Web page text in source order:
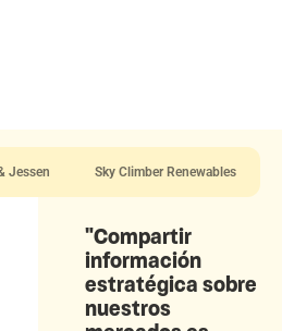
Jessen Sky Climber Renewables
"Compartir
información
estratégica sobre
nuestros